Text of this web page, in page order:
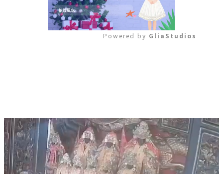
Powered by GliaStudios